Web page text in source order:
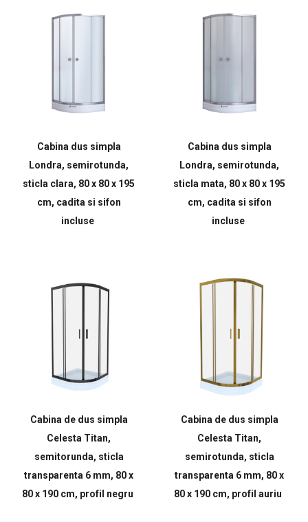
Cabina dus simpla
Londra, semirotunda,
sticla clara, 80 x 80 x 195
cm, cadita si sifon
incluse
Cabina dus simpla
Londra, semirotunda,
sticla mata, 80 x 80 x 195
cm, cadita si sifon
incluse
Cabina de dus simpla
Celesta Titan,
semitorunda, sticla
transparenta 6 mm, 80 x
80 x 190 cm, profil negru
Cabina de dus simpla
Celesta Titan,
semirotunda, sticla
transparenta 6 mm, 80 x
80 x 190 cm, profil auriu